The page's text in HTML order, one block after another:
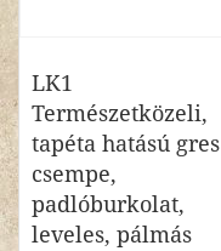
LK1
Természetközeli,
tapéta hatású gres
csempe,
padlóburkolat,
leveles, pálmás